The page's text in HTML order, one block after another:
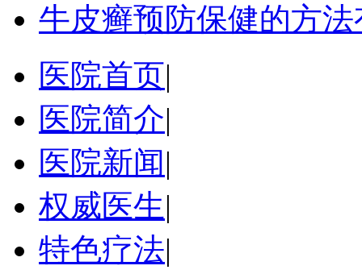
牛皮癣预防保健的方
医院首页|
医院简介|
医院新闻|
权威医生|
特色疗法|